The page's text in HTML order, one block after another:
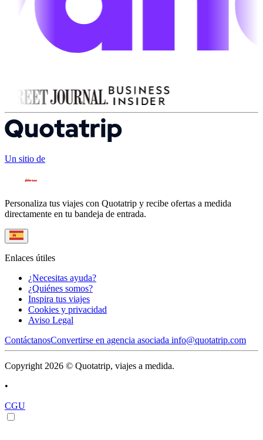
Un sitio de
Personaliza tus viajes con Quotatrip y recibe ofertas a medida
directamente en tu bandeja de entrada.
Enlaces útiles
¿Necesitas ayuda?
¿Quiénes somos?
Inspira tus viajes
Cookies y privacidad
Aviso Legal
ContáctanosConvertirse en agencia asociada info@quotatrip.com
Copyright 2026 © Quotatrip, viajes a medida.
•
CGU